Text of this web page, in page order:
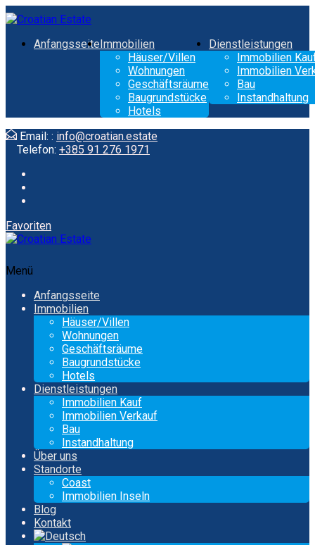
AnfangsseiteImmobilien
Häuser/Villen
Wohnungen
Geschäftsräume
Baugrundstücke
Hotels
Dienstleistungen
Immobilien
Immobilien
Bau
Instandhaltung
Email: : info@croatian.estate
Telefon: +385 91 276 1971
Favoriten
Menü
Anfangsseite
Immobilien
Häuser/Villen
Wohnungen
Geschäftsräume
Baugrundstücke
Hotels
Dienstleistungen
Immobilien Kauf
Immobilien Verkauf
Bau
Instandhaltung
Über uns
Standorte
Coast
Immobilien Inseln
Blog
Kontakt